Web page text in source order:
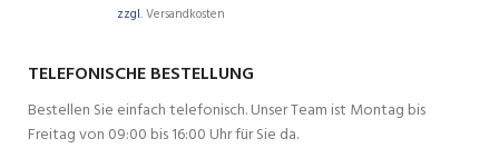
zzgl.Versandkosten
TELEFONISCHE BESTELLUNG
Bestellen Sie einfach telefonisch. Unser Team ist Montag bis
Freitag von 09:00 bis 16:00 Uhr für Sie da.